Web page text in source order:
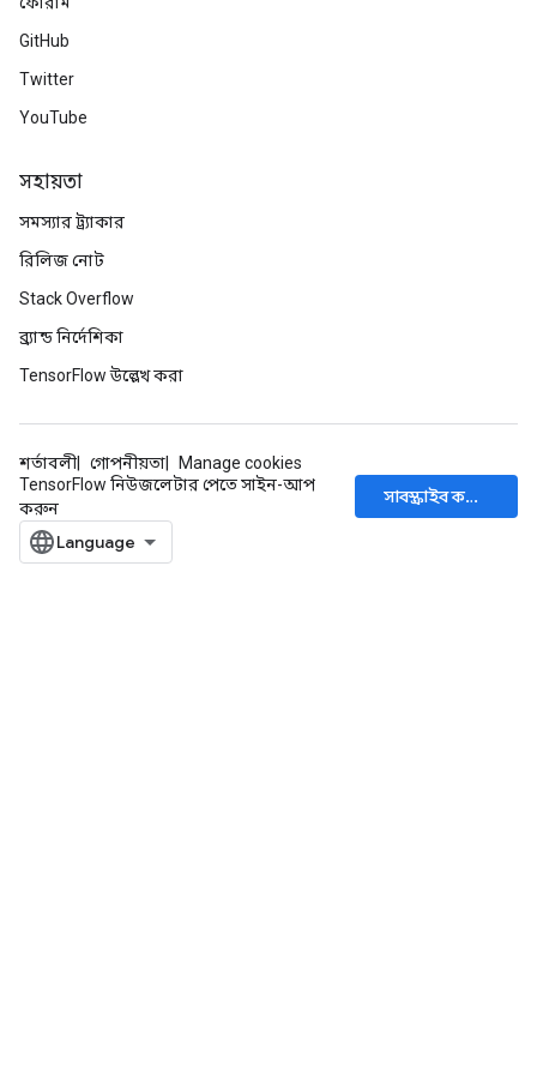
GitHub
Twitter
YouTube
সহায়তা
সমস্যার ট্র্যাকার
রিলিজ নোট
Stack Overflow
ব্র্যান্ড নির্দেশিকা
TensorFlow উল্লেখ করা
শর্তাবলী গোপনীয়তা
Manage cookies
TensorFlow নিউজলেটার পেতে সাইন-আপ
করুন
সাবস্ক্রাইব করুন